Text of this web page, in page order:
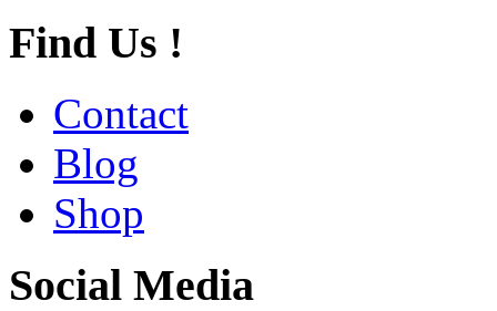
Find Us !
Contact
Blog
Shop
Social Media